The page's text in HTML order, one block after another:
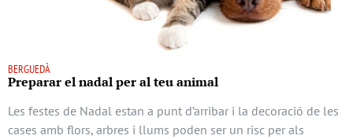
BERGUEDÀ
Preparar el nadal per al teu animal
Les festes de Nadal estan a punt d’arribar i la decoració de les
cases amb flors, arbres i llums poden ser un risc per als